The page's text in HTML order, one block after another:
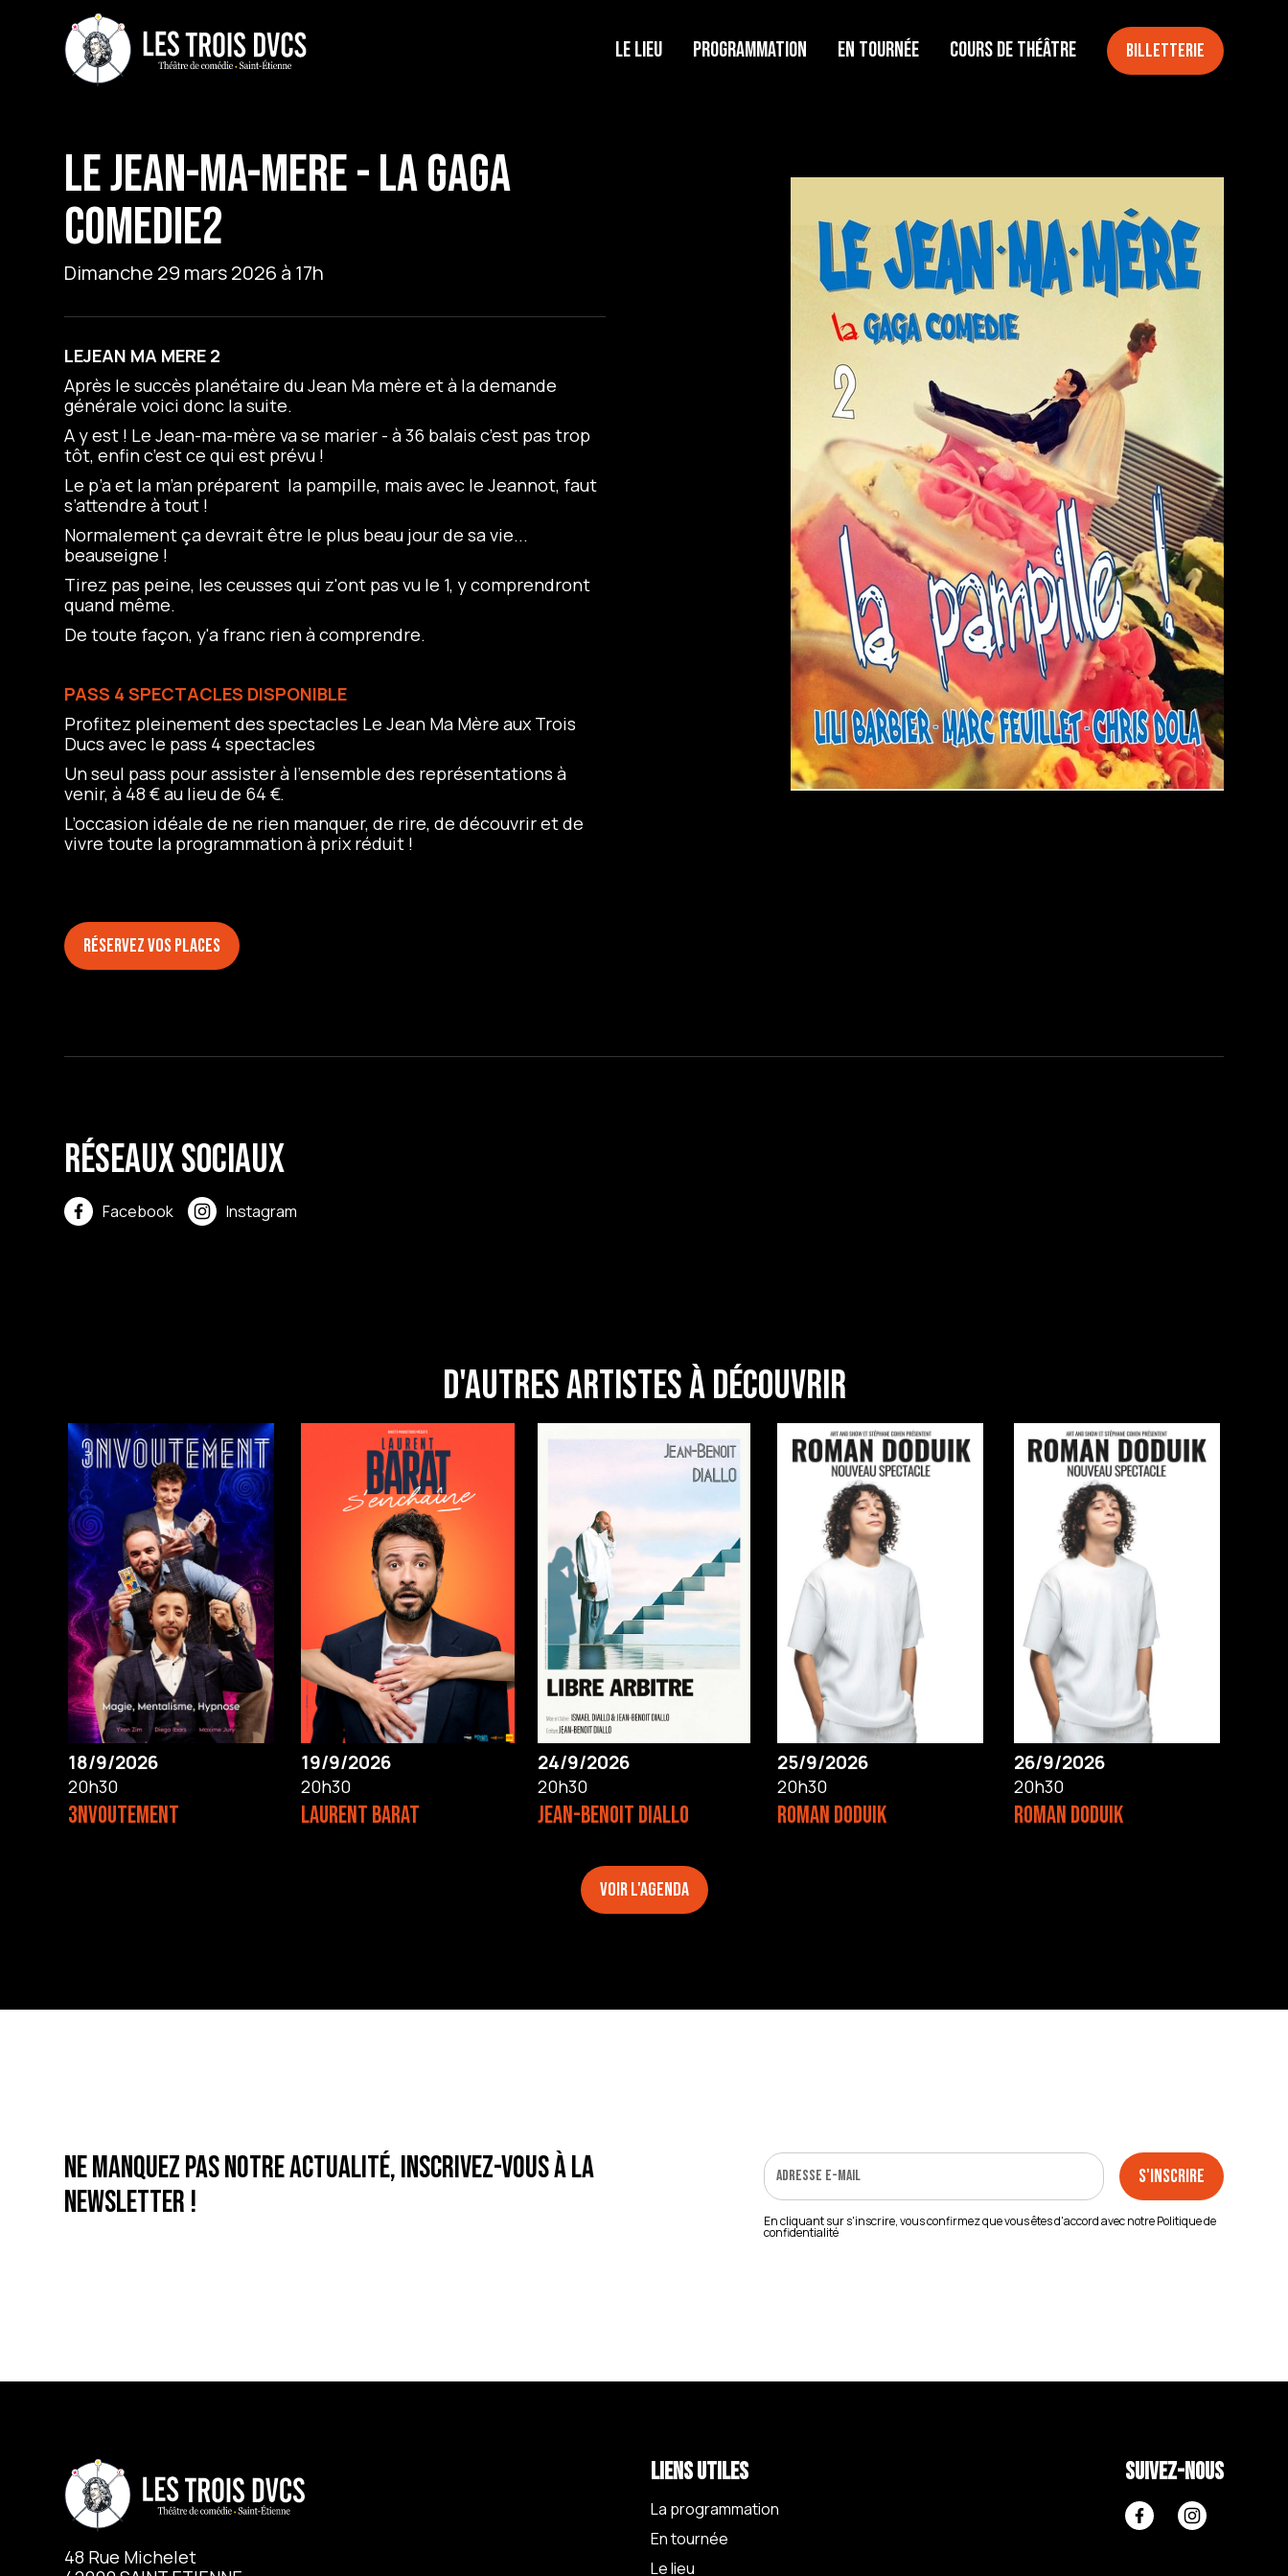
Le lieu Programmation En tournée Cours de théâtre Billetterie
LE JEAN-MA-MERE - La Gaga
Comedie2
Dimanche 29 mars 2026 à 17h
LEJEAN MA MERE 2
Après le succès planétaire du Jean Ma mère et à la demande
générale voici donc la suite.
A y est ! Le Jean-ma-mère va se marier - à 36 balais c’est pas trop
tôt, enfin c’est ce qui est prévu !
Le p’a et la m’an préparent la pampille, mais avec le Jeannot, faut
s’attendre à tout !
Normalement ça devrait être le plus beau jour de sa vie...
beauseigne !
Tirez pas peine, les ceusses qui z'ont pas vu le 1, y comprendront
quand même.
De toute façon, y'a franc rien à comprendre.
PASS 4 SPECTACLES DISPONIBLE
Profitez pleinement des spectacles Le Jean Ma Mère aux Trois
Ducs avec le pass 4 spectacles
Un seul pass pour assister à l’ensemble des représentations à
venir, à 48 € au lieu de 64 €.
L’occasion idéale de ne rien manquer, de rire, de découvrir et de
vivre toute la programmation à prix réduit !
Réservez vos places
Réseaux sociaux
Facebook Instagram
D'autres artistes à découvrir
18/9/2026
20h30
3NVOUTEMENT
19/9/2026
20h30
LAURENT BARAT
24/9/2026
20h30
JEAN-BENOIT DIALLO
25/9/2026
20h30
ROMAN DODUIK
26/9/2026
20h30
ROMAN DODUIK
Voir l'agenda
Ne manquez pas notre actualité, inscrivez-vous à la
newsletter !
En cliquant sur s'inscrire, vous confirmez que vous êtes d'accord avec notrePolitique de
confidentialité
48 Rue Michelet
Liens utiles
La programmation
En tournée
Le lieu
Suivez-nous